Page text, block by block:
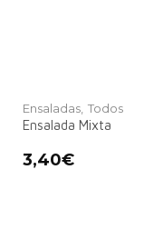
Ensaladas, Todos
Ensalada Mixta
3,40€